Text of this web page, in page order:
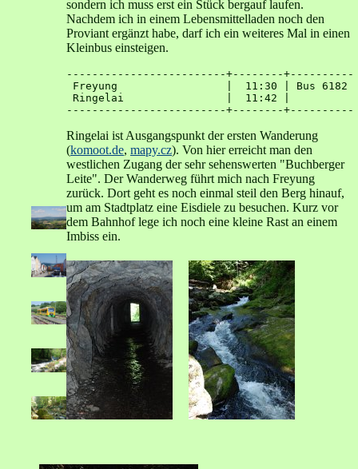
sondern ich muss erst ein Stück bergauf laufen.
Nachdem ich in einem Lebensmittelladen noch den
Proviant ergänzt habe, darf ich ein weiteres Mal in einen
Kleinbus einsteigen.
-------------------------+--------+----------
Freyung                 |  11:30 | Bus 6182
Ringelai                |  11:42 |
Ringelai ist Ausgangspunkt der ersten Wanderung
(komoot.de, mapy.cz). Von hier erreicht man den
westlichen Zugang der sehr sehenswerten "Buchberger
Leite". Der Wanderweg führt mich nach Freyung
zurück. Dort geht es noch einmal steil den Berg hinauf,
um am Stadtplatz eine Eisdiele zu besuchen. Kurz vor
dem Bahnhof lege ich noch eine kleine Rast an einem
Imbiss ein.